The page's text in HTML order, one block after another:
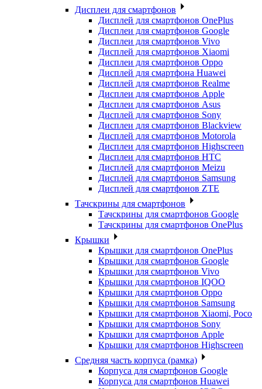
Дисплеи для смартфонов
Дисплей для смартфонов OnePlus
Дисплеи для смартфонов Google
Дисплеи для смартфонов Vivo
Дисплей для смартфонов Xiaomi
Дисплеи для смартфонов Oppo
Дисплей для смартфона Huawei
Дисплей для смартфонов Realme
Дисплеи для смартфонов Apple
Дисплеи для смартфонов Asus
Дисплей для смартфонов Sony
Дисплеи для смартфонов Blackview
Дисплей для смартфонов Motorola
Дисплеи для смартфонов Highscreen
Дисплеи для смартфонов HTC
Дисплей для смартфонов Meizu
Дисплей для смартфонов Samsung
Дисплей для смартфонов ZTE
Тачскрины для смартфонов
Тачскрины для смартфонов Google
Тачскрины для смартфонов OnePlus
Крышки
Крышки для смартфонов OnePlus
Крышки для смартфонов Google
Крышки для смартфонов Vivo
Крышки для смартфонов IQOO
Крышки для смартфонов Oppo
Крышки для смартфонов Samsung
Крышки для смартфонов Xiaomi, Poco
Крышки для смартфонов Sony
Крышки для смартфонов Apple
Крышки для смартфонов Highscreen
Средняя часть корпуса (рамка)
Корпуса для смартфонов Google
Корпуса для смартфонов Huawei